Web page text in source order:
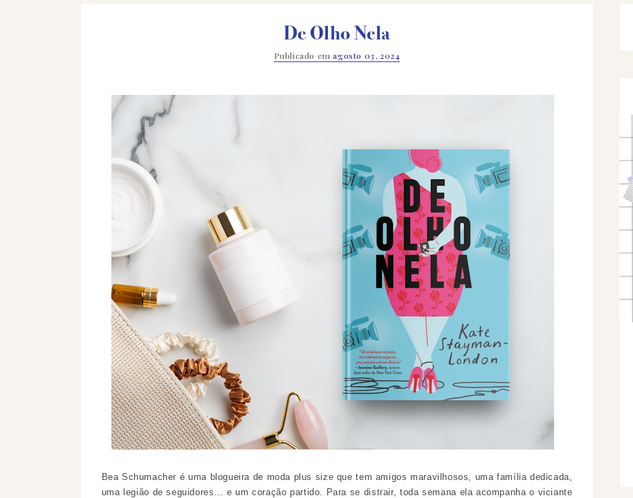
De Olho Nela
Publicado emagosto 03, 2024
Bea Schumacher é uma blogueira de moda plus size que tem amigos maravilhosos, uma família dedicada,
uma legião de seguidores… e um coração partido. Para se distrair, toda semana ela acompanha o viciante